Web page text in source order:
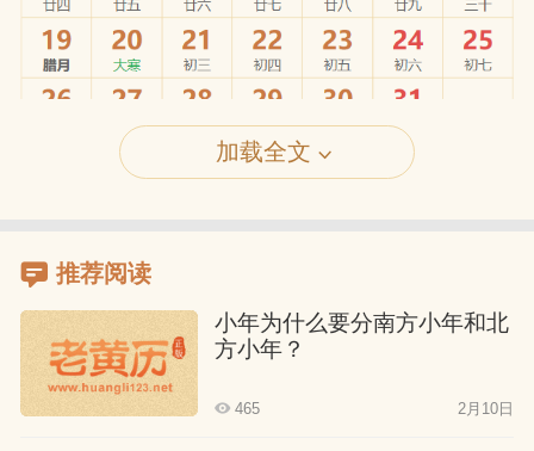
加载全文
推荐阅读
小年为什么要分南方小年和北
方小年？
465 2月10日